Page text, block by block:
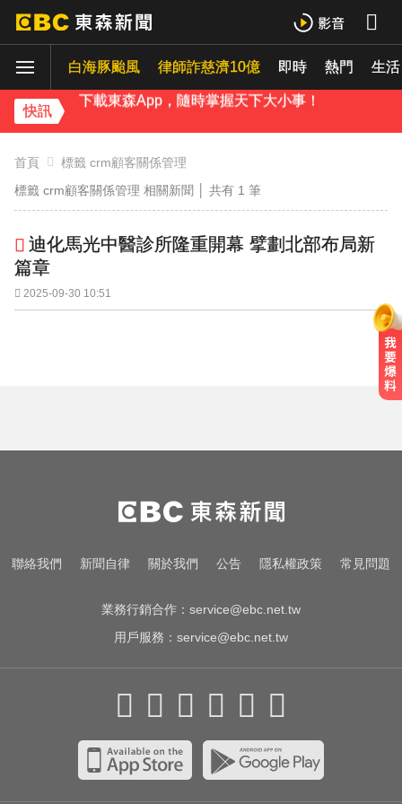
白海豚颱風 律師詐慈濟10億 即時 熱門 生活
快訊
派助理颱風天護植栽！愛莉莎莎挨轟「命不如植物」反擊：不會被吹出去
下載東森App，隨時掌握天下大小事！
百萬網紅失蹤3年遇害！遭閨密設局赴菲「綁架撕票」千萬贖金救不回
首頁
標籤 crm顧客關係管理
標籤 crm顧客關係管理 相關新聞 │ 共有 1 筆
迪化馬光中醫診所隆重開幕 擘劃北部布局新
篇章
2025-09-30 10:51
聯絡我們 新聞自律 關於我們 公告 隱私權政策 常見問題
業務行銷合作： service@ebc.net.tw
用戶服務： service@ebc.net.tw